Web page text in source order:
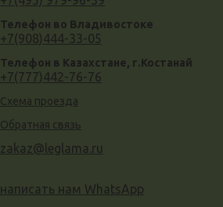
Телефон во Владивостоке
+7(908)444-33-05
Телефон в Казахстане, г.Костанай
+7(777)442-76-76
Схема проезда
Обратная связь
zakaz@leglama.ru
написать нам WhatsApp